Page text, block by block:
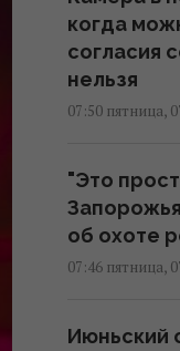
когда
согласия
нельзя
07:50 пятница,
"Это
об охоте
07:46 пятница,
Июньский